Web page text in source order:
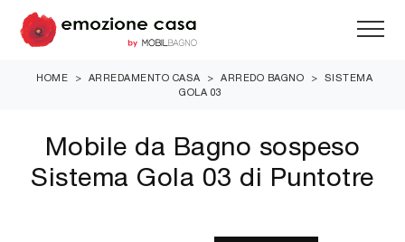
HOME > ARREDAMENTO CASA > ARREDO BAGNO >
SISTEMA
GOLA 03
Mobile da Bagno sospeso
Sistema Gola 03 di Puntotre